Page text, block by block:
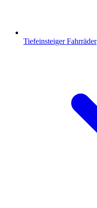
Tiefeinsteiger Fahrräder